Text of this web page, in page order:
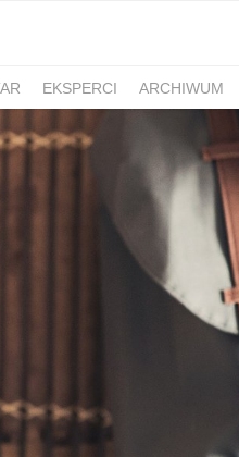
EKSPERCI ARCHIWUM